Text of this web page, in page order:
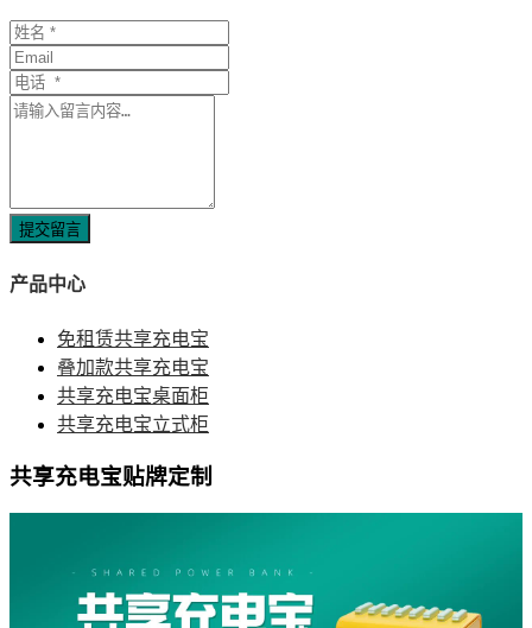
提交留言
产品中心
免租赁共享充电宝
叠加款共享充电宝
共享充电宝桌面柜
共享充电宝立式柜
共享充电宝贴牌定制